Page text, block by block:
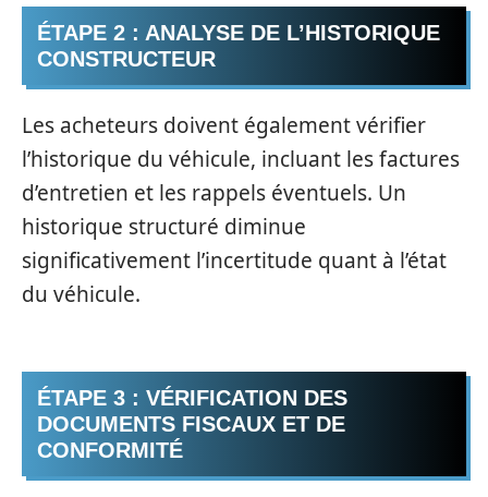
ÉTAPE 2 : ANALYSE DE L’HISTORIQUE
CONSTRUCTEUR
Les acheteurs doivent également vérifier
l’historique du véhicule, incluant les factures
d’entretien et les rappels éventuels. Un
historique structuré diminue
significativement l’incertitude quant à l’état
du véhicule.
ÉTAPE 3 : VÉRIFICATION DES
DOCUMENTS FISCAUX ET DE
CONFORMITÉ